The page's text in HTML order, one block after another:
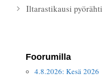
Iltarastikausi
Foorumilla
4.8.2026: Kesä 2026